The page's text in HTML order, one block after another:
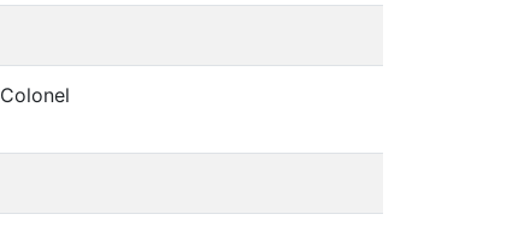
Colonel